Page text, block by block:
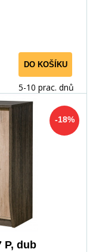
DO KOŠÍKU
5-10 prac. dnů
-18%
P, dub